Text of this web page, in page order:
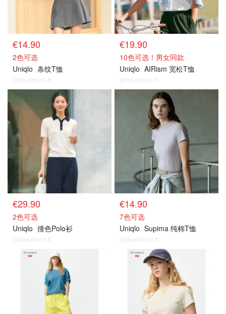
€14.90
2色可选
Uniqlo 条纹T恤
@dealmoon.fr
€19.90
10色可选！男女同款
Uniqlo AIRism 宽松T恤
@dealmoon.fr
€29.90
2色可选
Uniqlo 撞色Polo衫
@dealmoon.fr
€14.90
7色可选
Uniqlo Supima 纯棉T恤
@dealmoon.fr